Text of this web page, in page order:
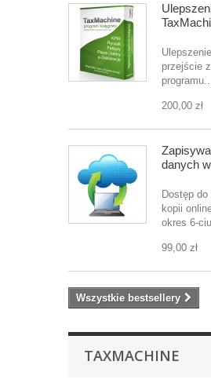
przejście
200,00 zł
danych
Dostęp
kopii
okres 6-
99,00 zł
Wszystkie bestsellery
TAXMACHINE